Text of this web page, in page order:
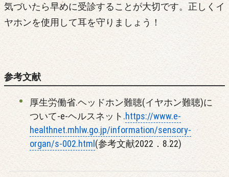
気づいたら早めに受診することが大切です。正しくイ
ヤホンを使用して耳を守りましょう！
参考文献
厚生労働省.ヘッドホン難聴(イヤホン難聴)に
ついて-e-ヘルスネット.https://www.e-
healthnet.mhlw.go.jp/information/sensory-
organ/s-002.html (参考文献2022．8.22)